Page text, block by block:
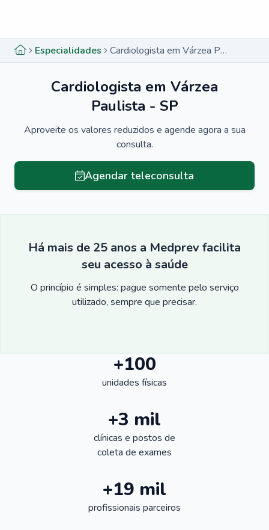
Especialidades Cardiologista em Várzea Paulista - SP
Cardiologista em Várzea
Paulista - SP
Aproveite os valores reduzidos e agende agora a sua
consulta.
Agendar teleconsulta
Há mais de 25 anos a Medprev facilita
seu acesso à saúde
O princípio é simples: pague somente pelo serviço
utilizado, sempre que precisar.
+100
unidades físicas
+3 mil
clínicas e postos de
coleta de exames
+19 mil
profissionais parceiros